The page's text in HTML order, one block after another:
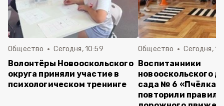
Общество Сегодня, 10:59
Волонтёры Новооскольского
округа приняли участие в
психологическом тренинге
Общество Сегодня,
Воспитанники
новооскольского
сада № 6 «Пчёлка»
повторили правила